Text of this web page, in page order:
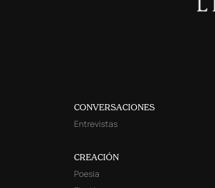
CONVERSACIONES
Entrevistas
CREACIÓN
Poesía